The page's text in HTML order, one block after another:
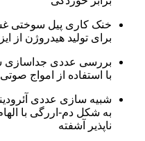
خنک کاری پیل سوختی
برای تولید هیدروژن از
بررسی عددی
با استفاده از امواج
شبیه سازی عددی
به شکل دم-اررگی با
ناپذیر آشفته